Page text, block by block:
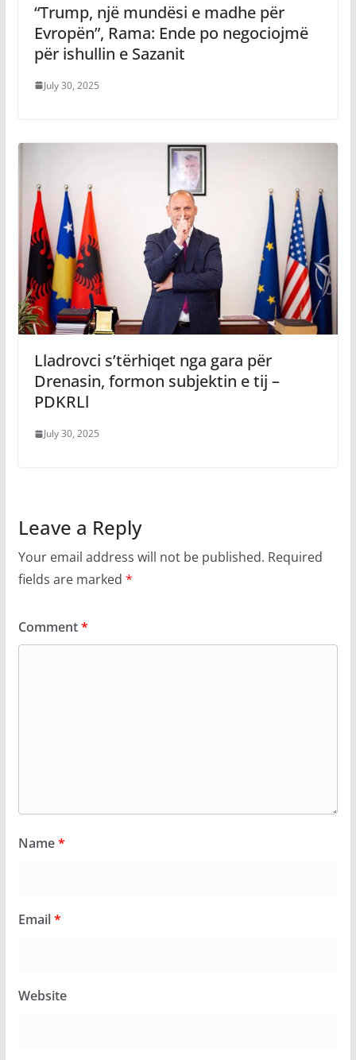
“Trump, një mundësi e madhe për
Evropën”, Rama: Ende po negociojmë
për ishullin e Sazanit
July 30, 2025
Lladrovci s’tërhiqet nga gara për
Drenasin, formon subjektin e tij –
PDKRLl
July 30, 2025
Leave a Reply
Your email address will not be published. Required
fields are marked *
Comment*
Name*
Email*
Website